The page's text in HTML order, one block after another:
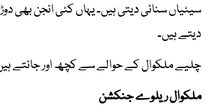
سیٹیاں سنائی دیتی ہیں۔ یہاں کئی انجن بھی
دیتے ہیں۔
چلیے ملکوال کے حوالے سے کچھ اور جانتے
ملکوال ریلوے جنکشن